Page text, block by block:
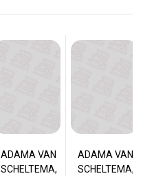
ADAMA VAN
SCHELTEMA,
ADAMA VAN
SCHELTEMA,